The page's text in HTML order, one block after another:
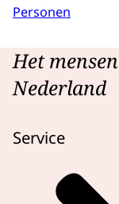
Personen
Het
Nederland
Service